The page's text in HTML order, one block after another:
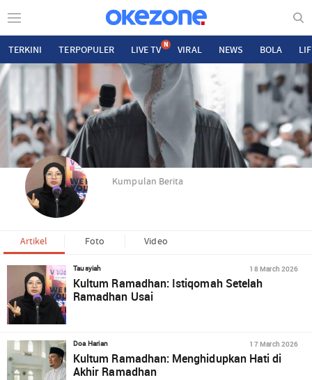
TERKINI TERPOPULER LIVE TV N VIRAL NEWS BOLA
Kumpulan Berita
Artikel Foto Video
Tausyiah 18 March 2026
Kultum Ramadhan: Istiqomah Setelah
Ramadhan Usai
Doa Harian 17 March 2026
Kultum Ramadhan: Menghidupkan Hati di
Akhir Ramadhan